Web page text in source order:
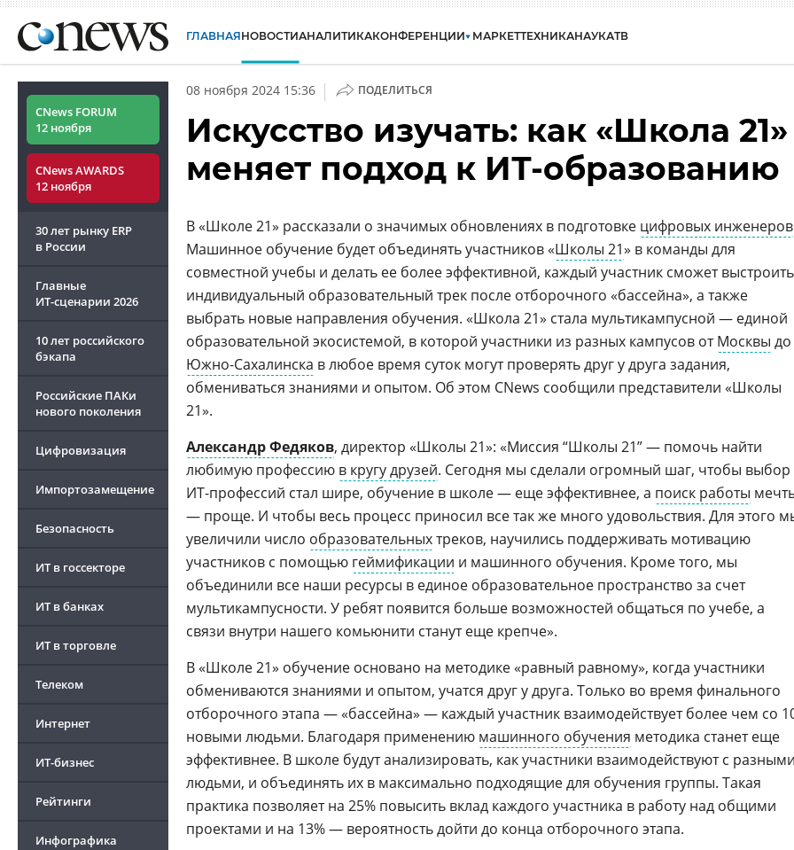
ГЛАВНАЯНОВОСТИАНАЛИТИКАКОНФЕРЕНЦИИ МАРКЕТТЕХНИКАНАУКАТВ
CNews FORUM
12 ноября
CNews AWARDS
12 ноября
30 лет рынку ERP
в России
Главные
ИТ-сценарии 2026
10 лет российского
бэкапа
Российские ПАКи
нового поколения
Цифровизация
Импортозамещение
Безопасность
ИТ в госсекторе
ИТ в банках
ИТ в торговле
Телеком
Интернет
ИТ-бизнес
Рейтинги
Инфографика
08 ноября 2024 15:36 | ПОДЕЛИТЬСЯ
Искусство изучать: как «Школа 21»
меняет подход к ИТ-образованию
В «Школе 21» рассказали о значимых обновлениях в подготовке цифровых инженеров
Машинное обучение будет объединять участников «Школы 21» в команды для
совместной учебы и делать ее более эффективной, каждый участник сможет выстроить
индивидуальный образовательный трек после отборочного «бассейна», а также
выбрать новые направления обучения. «Школа 21» стала мультикампусной — единой
образовательной экосистемой, в которой участники из разных кампусов отМосквы до
Южно-Сахалинска в любое время суток могут проверять друг у друга задания,
обмениваться знаниями и опытом. Об этом CNews сообщили представители «Школы
21».
Александр Федяков, директор «Школы 21»: «Миссия “Школы 21” — помочь найти
любимую профессию в кругу друзей. Сегодня мы сделали огромный шаг, чтобы выбор
ИТ-профессий стал шире, обучение в школе — еще эффективнее, а поиск работы
— проще. И чтобы весь процесс приносил все так же много удовольствия. Для этого
увеличили число образовательныхтреков, научились поддерживать мотивацию
участников с помощью геймификации и машинного обучения. Кроме того, мы
объединили все наши ресурсы в единое образовательное пространство за счет
мультикампусности. У ребят появится больше возможностей общаться по учебе, а
связи внутри нашего комьюнити станут еще крепче».
В «Школе 21» обучение основано на методике «равный равному», когда участники
обмениваются знаниями и опытом, учатся друг у друга. Только во время финального
отборочного этапа — «бассейна» — каждый участник взаимодействует более чем со
новыми людьми. Благодаря применению машинного обучения методика станет еще
эффективнее. В школе будут анализировать, как участники взаимодействуют с
людьми, и объединять их в максимально подходящие для обучения группы. Такая
практика позволяет на 25% повысить вклад каждого участника в работу над общими
проектами и на 13% — вероятность дойти до конца отборочного этапа.